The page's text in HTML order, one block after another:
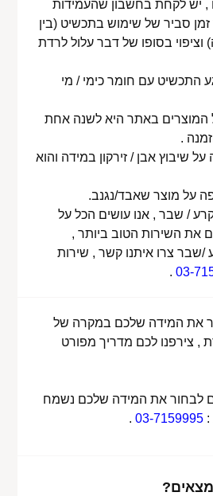
, יש לקחת בחשבון שהעמידות
סביר של שימוש בתכשיט (בין
וציפוי בסופו של דבר עלול לרדת
התכשיט עם חומר כימי / מי
המוצרים באתר היא לשנה אחת
.
שיבוץ אבן / זירקון במידה והוא
על מוצר שאבד/נגנב.
/ שבר , אנו עושים הכל על
את השירות הטוב ביותר ,
שבר צרו איתנו קשר , שירות
03-
.
את המידה שלכם במקרה של
צירפנו לכם מדריך מפורט
לבחור את המידה שלכם נשמח
:
03-7159995
.